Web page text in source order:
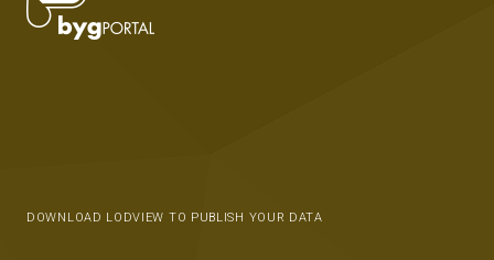
DOWNLOAD LODVIEW TO PUBLISH YOUR DATA